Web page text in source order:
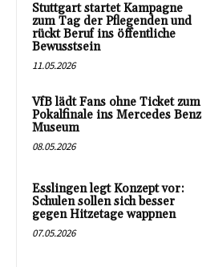
Stuttgart startet Kampagne
zum Tag der Pflegenden und
rückt Beruf ins öffentliche
Bewusstsein
11.05.2026
VfB lädt Fans ohne Ticket zum
Pokalfinale ins Mercedes Benz
Museum
08.05.2026
Esslingen legt Konzept vor:
Schulen sollen sich besser
gegen Hitzetage wappnen
07.05.2026